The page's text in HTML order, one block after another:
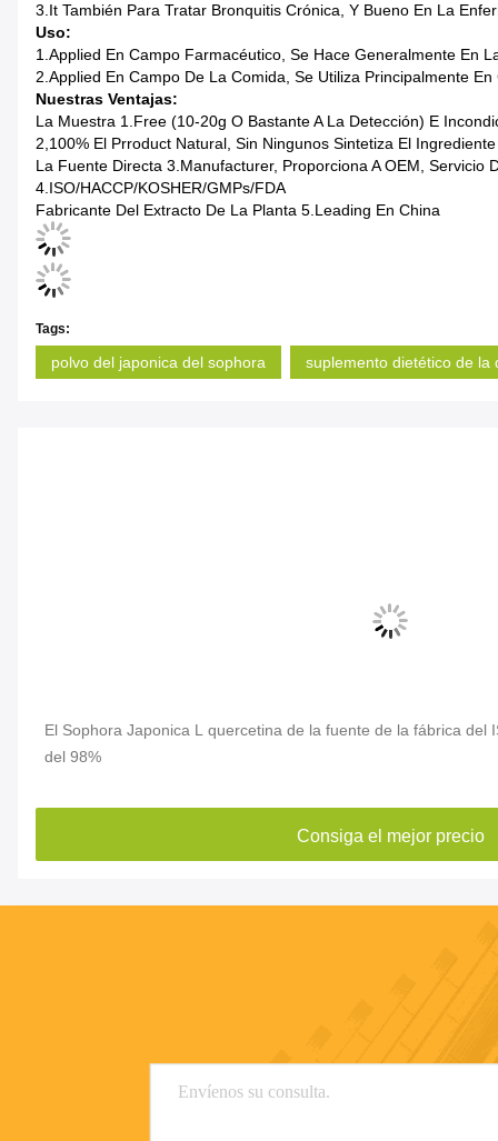
3.It También Para Tratar Bronquitis Crónica, Y Bueno En La
Uso:
1.Applied En Campo Farmacéutico, Se Hace Generalmente En
2.Applied En Campo De La Comida, Se Utiliza Principalmente
Nuestras Ventajas:
La Muestra 1.Free (10-20g O Bastante A La Detección) E
2,100% El Prroduct Natural, Sin Ningunos Sintetiza El Ingrediente
La Fuente Directa 3.Manufacturer, Proporciona A OEM, Servicio
4.ISO/HACCP/KOSHER/GMPs/FDA
Fabricante Del Extracto De La Planta 5.Leading En China
Tags:
polvo del japonica del sophora suplemento dietético de la
El Sophora Japonica L quercetina de la fuente de la fábrica del
del 98%
Consiga el mejor precio